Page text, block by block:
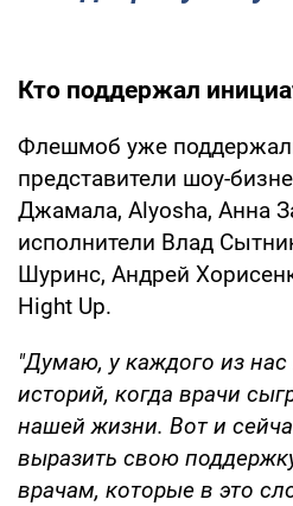
Кто поддержал
Флешмоб уже
представители шоу-
Джамала, Alyosha, Анна
исполнители Влад
Шуринс, Андрей
Hight Up.
"Думаю, у каждого из нас
историй, когда врачи
нашей жизни. Вот и
выразить свою
врачам, которые в это